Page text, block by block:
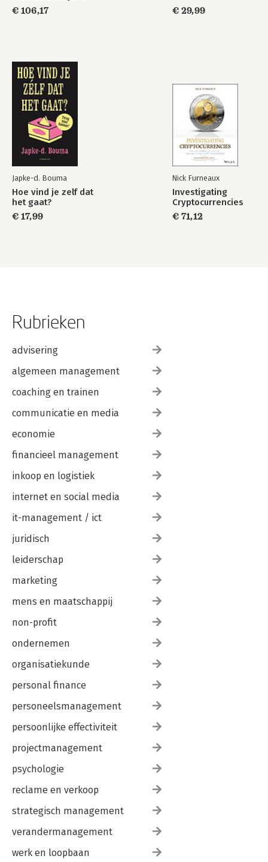
SE 17 Developer
Certification Kit:
€ 106,17 € 29,99
Japke-d. Bouma
Hoe vind je zelf dat
het gaat?
€ 17,99
Nick Furneaux
Investigating
Cryptocurrencies
€ 71,12
Rubrieken
advisering
algemeen management
coaching en trainen
communicatie en media
economie
financieel management
inkoop en logistiek
internet en social media
it-management / ict
juridisch
leiderschap
marketing
mens en maatschappij
non-profit
ondernemen
organisatiekunde
personal finance
personeelsmanagement
persoonlijke effectiviteit
projectmanagement
psychologie
reclame en verkoop
strategisch management
verandermanagement
werk en loopbaan